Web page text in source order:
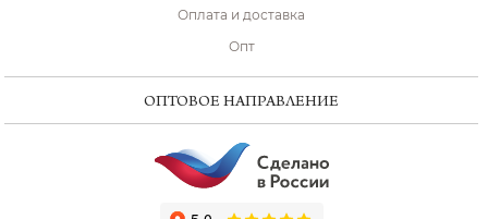
Оплата и доставка
Опт
ОПТОВОЕ НАПРАВЛЕНИЕ